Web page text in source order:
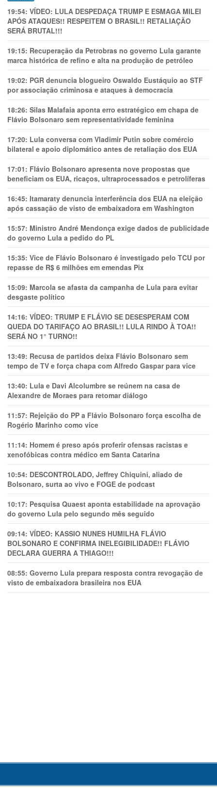
19:54: VÍDEO: LULA DESPEDAÇA TRUMP E ESMAGA MILEI
APÓS ATAQUES!! RESPEITEM O BRASIL!! RETALIAÇÃO
SERÁ BRUTAL!!!
19:15: Recuperação da Petrobras no governo Lula garante
marca histórica de refino e alta na produção de petróleo
19:02: PGR denuncia blogueiro Oswaldo Eustáquio ao STF
por associação criminosa e ataques à democracia
18:26: Silas Malafaia aponta erro estratégico em chapa de
Flávio Bolsonaro sem representatividade feminina
17:20: Lula conversa com Vladimir Putin sobre comércio
bilateral e apoio diplomático antes de retaliação dos EUA
17:01: Flávio Bolsonaro apresenta nove propostas que
beneficiam os EUA, ricaços, ultraprocessados e petrolíferas
16:45: Itamaraty denuncia interferência dos EUA na eleição
após cassação de visto de embaixadora em Washington
15:57: Ministro André Mendonça exige dados de publicidade
do governo Lula a pedido do PL
15:35: Vice de Flávio Bolsonaro é investigado pelo TCU por
repasse de R$ 6 milhões em emendas Pix
15:09: Marcola se afasta da campanha de Lula para evitar
desgaste político
14:16: VÍDEO: TRUMP E FLÁVIO SE DESESPERAM COM
QUEDA DO TARIFAÇO AO BRASIL!! LULA RINDO À TOA!!
SERÁ NO 1° TURNO!!
13:49: Recusa de partidos deixa Flávio Bolsonaro sem
tempo de TV e força chapa com Alfredo Gaspar para vice
13:40: Lula e Davi Alcolumbre se reúnem na casa de
Alexandre de Moraes para retomar diálogo
11:57: Rejeição do PP a Flávio Bolsonaro força escolha de
Rogério Marinho como vice
11:14: Homem é preso após proferir ofensas racistas e
xenofóbicas contra médico em Santa Catarina
10:54: DESCONTROLADO, Jeffrey Chiquini, aliado de
Bolsonaro, surta ao vivo e FOGE de podcast
10:17: Pesquisa Quaest aponta estabilidade na aprovação
do governo Lula pelo segundo mês seguido
09:14: VÍDEO: KASSIO NUNES HUMlLHA FLÁVIO
BOLSONARO E CONFIRMA INELEGIBILIDADE!! FLÁVIO
DECLARA GUERRA A THIAGO!!!
08:55: Governo Lula prepara resposta contra revogação de
visto de embaixadora brasileira nos EUA